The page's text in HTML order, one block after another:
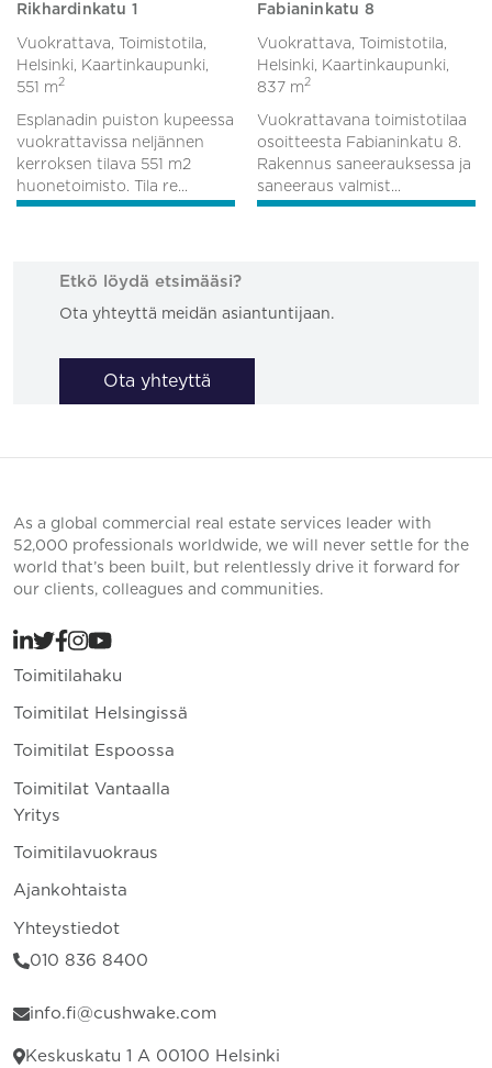
Rikhardinkatu 1
Vuokrattava, Toimistotila,
Helsinki, Kaartinkaupunki,
551 m2
Esplanadin puiston kupeessa
vuokrattavissa neljännen
kerroksen tilava 551 m2
huonetoimisto. Tila re...
Fabianinkatu 8
Vuokrattava, Toimistotila,
Helsinki, Kaartinkaupunki,
837 m2
Vuokrattavana toimistotilaa
osoitteesta Fabianinkatu 8.
Rakennus saneerauksessa ja
saneeraus valmist...
Etkö löydä etsimääsi?
Ota yhteyttä meidän asiantuntijaan.
Ota yhteyttä
As a global commercial real estate services leader with
52,000 professionals worldwide, we will never settle for the
world that’s been built, but relentlessly drive it forward for
our clients, colleagues and communities.
Toimitilahaku
Toimitilat Helsingissä
Toimitilat Espoossa
Toimitilat Vantaalla
Yritys
Toimitilavuokraus
Ajankohtaista
Yhteystiedot
010 836 8400
info.fi@cushwake.com
Keskuskatu 1 A 00100 Helsinki